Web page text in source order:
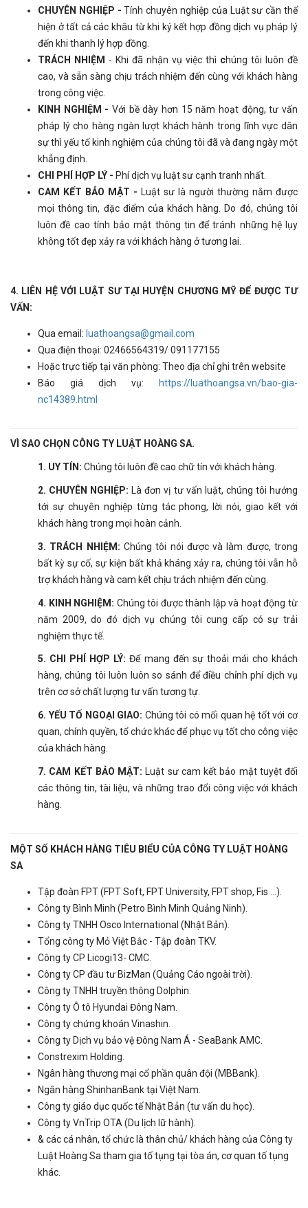
CHUYÊN NGHIỆP - Tính chuyên nghiệp của Luật sư cần thể
hiện ở tất cả các khâu từ khi ký kết hợp đồng dịch vụ pháp lý
đến khi thanh lý hợp đồng.
TRÁCH NHIỆM - Khi đã nhận vụ việc thì chúng tôi luôn đề
cao, và sẵn sàng chịu trách nhiệm đến cùng với khách hàng
trong công việc.
KINH NGHIỆM - Với bề dày hơn 15 năm hoạt động, tư vấn
pháp lý cho hàng ngàn lượt khách hành trong lĩnh vực dân
sự thì yếu tố kinh nghiệm của chúng tôi đã và đang ngày một
khẳng định.
CHI PHÍ HỢP LÝ - Phí dịch vụ luật sư cạnh tranh nhất.
CAM KẾT BẢO MẬT - Luật sư là người thường nắm được
mọi thông tin, đặc điểm của khách hàng. Do đó, chúng tôi
luôn đề cao tính bảo mật thông tin để tránh những hệ lụy
không tốt đẹp xảy ra với khách hàng ở tương lai.
4. LIÊN HỆ VỚI LUẬT SƯ TẠI HUYỆN CHƯƠNG MỸ ĐỂ ĐƯỢC TƯ
VẤN:
Qua email: luathoangsa@gmail.com
Qua điện thoại: 02466564319/ 091177155
Hoặc trực tiếp tại văn phòng: Theo địa chỉ ghi trên website
Báo giá dịch vụ: https://luathoangsa.vn/bao-gia-
nc14389.html
VÌ SAO CHỌN CÔNG TY LUẬT HOÀNG SA.
1. UY TÍN: Chúng tôi luôn đề cao chữ tín với khách hàng.
2. CHUYÊN NGHIỆP: Là đơn vị tư vấn luật, chúng tôi hướng
tới sự chuyên nghiệp từng tác phong, lời nói, giao kết với
khách hàng trong mọi hoàn cảnh.
3. TRÁCH NHIỆM: Chúng tôi nói được và làm được, trong
bất kỳ sự cố, sự kiện bất khả kháng xảy ra, chúng tôi vẫn hỗ
trợ khách hàng và cam kết chịu trách nhiệm đến cùng.
4. KINH NGHIỆM: Chúng tôi được thành lập và hoạt động từ
năm 2009, do đó dịch vụ chúng tôi cung cấp có sự trải
nghiệm thực tế.
5. CHI PHÍ HỢP LÝ:Để mang đến sự thoải mái cho khách
hàng, chúng tôi luôn luôn so sánh để điều chỉnh phí dịch vụ
trên cơ sở chất lượng tư vấn tương tự.
6. YẾU TỐ NGOẠI GIAO: Chúng tôi có mối quan hệ tốt với cơ
quan, chính quyền, tổ chức khác để phục vụ tốt cho công việc
của khách hàng.
7. CAM KẾT BẢO MẬT: Luật sư cam kết bảo mật tuyệt đối
các thông tin, tài liệu, và những trao đổi công việc với khách
hàng.
MỘT SỐ KHÁCH HÀNG TIÊU BIỂU CỦA CÔNG TY LUẬT HOÀNG
SA
Tập đoàn FPT (FPT Soft, FPT University, FPT shop, Fis ...).
Công ty Bình Minh (Petro Bình Minh Quảng Ninh).
Công ty TNHH Osco International (Nhật Bản).
Tổng công ty Mỏ Việt Bắc - Tập đoàn TKV.
Công ty CP Licogi13- CMC.
Công ty CP đầu tư BizMan (Quảng Cáo ngoài trời).
Công ty TNHH truyền thông Dolphin.
Công ty Ô tô Hyundai Đông Nam.
Công ty chứng khoán Vinashin.
Công ty Dịch vụ bảo vệ Đông Nam Á - SeaBank AMC.
Constrexim Holding.
Ngân hàng thương mại cổ phần quân đội (MBBank).
Ngân hàng ShinhanBank tại Việt Nam.
Công ty giáo dục quốc tế Nhật Bản (tư vấn du học).
Công ty VnTrip OTA (Du lịch lữ hành).
& các cá nhân, tổ chức là thân chủ/ khách hàng của Công ty
Luật Hoàng Sa tham gia tố tụng tại tòa án, cơ quan tố tụng
khác.